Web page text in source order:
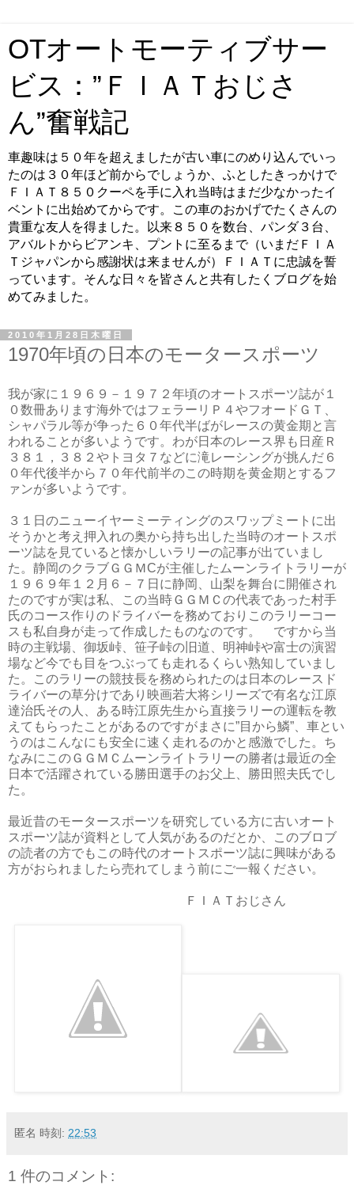
OTオートモーティブサー
ビス：”ＦＩＡＴおじさ
ん”奮戦記
車趣味は５０年を超えましたが古い車にのめり込んでいっ
たのは３０年ほど前からでしょうか、ふとしたきっかけで
ＦＩＡＴ８５０クーペを手に入れ当時はまだ少なかったイ
ベントに出始めてからです。この車のおかげでたくさんの
貴重な友人を得ました。以来８５０を数台、パンダ３台、
アバルトからビアンキ、プントに至るまで（いまだＦＩＡ
Ｔジャパンから感謝状は来ませんが）ＦＩＡＴに忠誠を誓
っています。そんな日々を皆さんと共有したくブログを始
めてみました。
2010年1月28日木曜日
1970年頃の日本のモータースポーツ
我が家に１９６９－１９７２年頃のオートスポーツ誌が１
０数冊あります海外ではフェラーリＰ４やフオードＧＴ、
シャパラル等が争った６０年代半ばがレースの黄金期と言
われることが多いようです。わが日本のレース界も日産Ｒ
３８１，３８２やトヨタ７などに滝レーシングが挑んだ６
０年代後半から７０年代前半のこの時期を黄金期とするフ
ァンが多いようです。
３１日のニューイヤーミーティングのスワップミートに出
そうかと考え押入れの奥から持ち出した当時のオートスポ
ーツ誌を見ていると懐かしいラリーの記事が出ていまし
た。静岡のクラブＧＧＭCが主催したムーンライトラリーが
１９６９年１２月６－７日に静岡、山梨を舞台に開催され
たのですが実は私、この当時ＧＧＭＣの代表であった村手
氏のコース作りのドライバーを務めておりこのラリーコー
スも私自身が走って作成したものなのです。 ですから当
時の主戦場、御坂峠、笹子峠の旧道、明神峠や富士の演習
場など今でも目をつぶっても走れるくらい熟知していまし
た。このラリーの競技長を務められたのは日本のレースド
ライバーの草分けであり映画若大将シリーズで有名な江原
達治氏その人、ある時江原先生から直接ラリーの運転を教
えてもらったことがあるのですがまさに”目から鱗”、車とい
うのはこんなにも安全に速く走れるのかと感激でした。ち
なみにこのＧＧＭＣムーンライトラリーの勝者は最近の全
日本で活躍されている勝田選手のお父上、勝田照夫氏でし
た。
最近昔のモータースポーツを研究している方に古いオート
スポーツ誌が資料として人気があるのだとか、このブロブ
の読者の方でもこの時代のオートスポーツ誌に興味がある
方がおられましたら売れてしまう前にご一報ください。
ＦＩＡＴおじさん
匿名 時刻: 22:53
1 件のコメント: